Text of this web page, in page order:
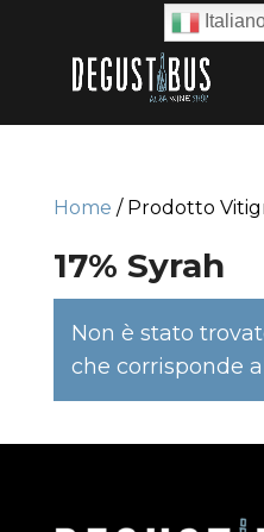
Home / Prodotto
17% Syrah
Non è stato
che corrisponde